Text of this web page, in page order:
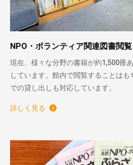
NPO・ボランティア関連図書閲
現在、様々な分野の書籍が約1,500冊
しています。館内で閲覧することはも
での貸し出しも対応しています。
詳しく見る